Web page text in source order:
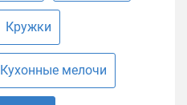
Кружки
Кухонные мелочи